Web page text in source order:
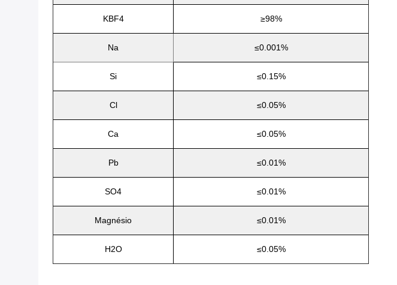
KBF4 ≥98%
Na ≤0.001%
Si ≤0.15%
Cl ≤0.05%
Ca ≤0.05%
Pb ≤0.01%
SO4 ≤0.01%
Magnésio ≤0.01%
H2O ≤0.05%